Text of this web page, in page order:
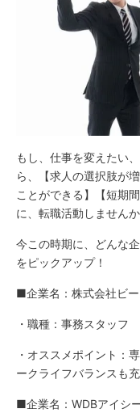
もし、仕事を変えたい
ら、【求人の選択肢が
ことができる】【短期
に、転職活動しません
今この時期に、どんな
をピックアップ！
■企業名：株式会社ビ
・職種：事務スタッフ
・オススメポイント：
ークライフバランスも
■企業名：WDBアイシ